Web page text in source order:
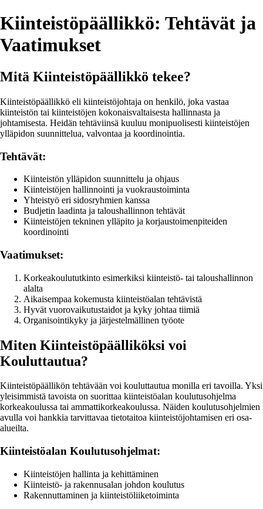
Kiinteistöpäällikkö: Tehtävät ja
Vaatimukset
Mitä Kiinteistöpäällikkö tekee?
Kiinteistöpäällikkö eli kiinteistöjohtaja on henkilö, joka vastaa
kiinteistön tai kiinteistöjen kokonaisvaltaisesta hallinnasta ja
johtamisesta. Heidän tehtäviinsä kuuluu monipuolisesti kiinteistöjen
ylläpidon suunnittelua, valvontaa ja koordinointia.
Tehtävät:
Kiinteistön ylläpidon suunnittelu ja ohjaus
Kiinteistöjen hallinnointi ja vuokraustoiminta
Yhteistyö eri sidosryhmien kanssa
Budjetin laadinta ja taloushallinnon tehtävät
Kiinteistöjen tekninen ylläpito ja korjaustoimenpiteiden
koordinointi
Vaatimukset:
Korkeakoulututkinto esimerkiksi kiinteistö- tai taloushallinnon
alalta
Aikaisempaa kokemusta kiinteistöalan tehtävistä
Hyvät vuorovaikutustaidot ja kyky johtaa tiimiä
Organisointikyky ja järjestelmällinen työote
Miten Kiinteistöpäälliköksi voi
Kouluttautua?
Kiinteistöpäällikön tehtävään voi kouluttautua monilla eri tavoilla. Yksi
yleisimmistä tavoista on suorittaa kiinteistöalan koulutusohjelma
korkeakoulussa tai ammattikorkeakoulussa. Näiden koulutusohjelmien
avulla voi hankkia tarvittavaa tietotaitoa kiinteistöjohtamisen eri osa-
alueilta.
Kiinteistöalan Koulutusohjelmat:
Kiinteistöjen hallinta ja kehittäminen
Kiinteistö- ja rakennusalan johdon koulutus
Rakennuttaminen ja kiinteistöliiketoiminta